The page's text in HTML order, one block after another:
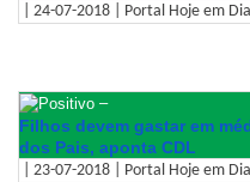
| 24-07-2018 | Portal Hoje em
–
Filhos devem gastar em
dos Pais, aponta CDL
| 23-07-2018 | Portal Hoje em